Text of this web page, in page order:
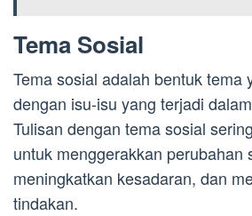
Tema Sosial
Tema sosial adalah bentuk tema
dengan isu-isu yang terjadi
Tulisan dengan tema sosial
untuk menggerakkan perubahan
meningkatkan kesadaran, dan
tindakan.